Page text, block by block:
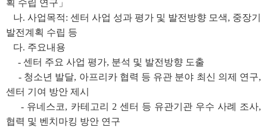
획 수립 연구」
나. 사업목적: 센터 사업 성과 평가 및 발전방향 모색, 중장기
발전계획 수립 등
다. 주요내용
- 센터 주요 사업 평가, 분석 및 발전방향 도출
- 청소년 발달, 아프리카 협력 등 유관 분야 최신 의제 연구,
센터 기여 방안 제시
- 유네스코, 카테고리 2 센터 등 유관기관 우수 사례 조사,
협력 및 벤치마킹 방안 연구